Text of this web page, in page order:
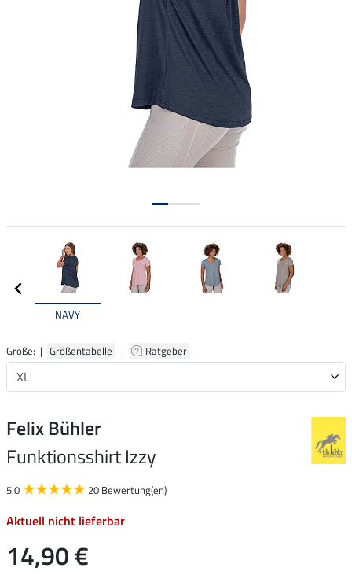
NAVY
Größe: | Größentabelle | Ratgeber
Felix Bühler
Funktionsshirt Izzy
5.0 20 Bewertung(en)
Aktuell nicht lieferbar
14,90 €